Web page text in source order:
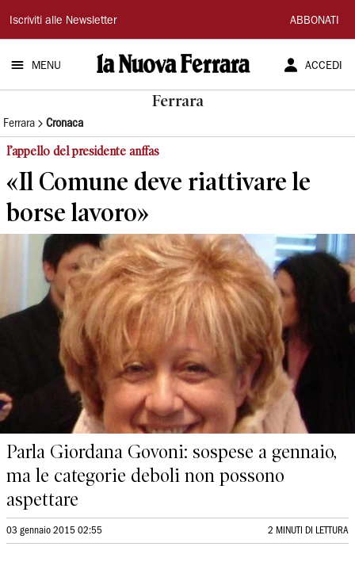
La
Nuova
Ferrara
Iscriviti alle Newsletter ABBONATI
MENU ACCEDI
Ferrara
Ferrara Cronaca
l’appello del presidente anffas
«Il Comune deve riattivare le
borse lavoro»
Parla Giordana Govoni: sospese a gennaio,
ma le categorie deboli non possono
aspettare
03 gennaio 2015 02:55 2 MINUTI DI LETTURA